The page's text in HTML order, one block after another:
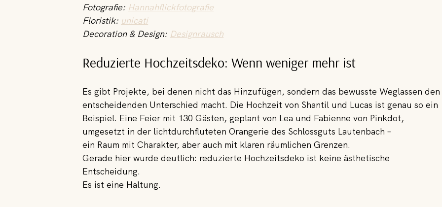
Fotografie: Hannahflickfotografie
Floristik: unicati
Decoration & Design: Designrausch
Reduzierte Hochzeitsdeko: Wenn weniger mehr ist
Es gibt Projekte, bei denen nicht das Hinzufügen, sondern das bewusste Weglassen
entscheidenden Unterschied macht. Die Hochzeit von Shantil und Lucas ist genau so ein
Beispiel. Eine Feier mit 130 Gästen, geplant von Lea und Fabienne von Pinkdot,
umgesetzt in der lichtdurchfluteten Orangerie des Schlossguts Lautenbach –
ein Raum mit Charakter, aber auch mit klaren räumlichen Grenzen.
Gerade hier wurde deutlich: reduzierte Hochzeitsdeko ist keine ästhetische
Entscheidung.
Es ist eine Haltung.